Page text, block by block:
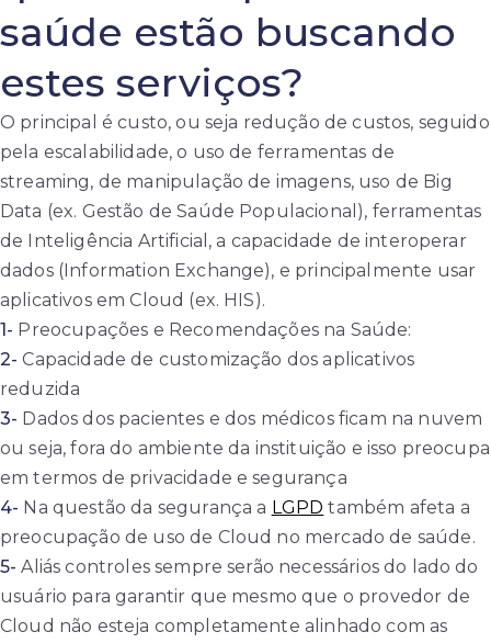
saúde estão buscando
estes serviços?
O principal é custo, ou seja redução de custos, seguido
pela escalabilidade, o uso de ferramentas de
streaming, de manipulação de imagens, uso de Big
Data (ex. Gestão de Saúde Populacional), ferramentas
de Inteligência Artificial, a capacidade de interoperar
dados (Information Exchange), e principalmente usar
aplicativos em Cloud (ex. HIS).
1- Preocupações e Recomendações na Saúde:
2-Capacidade de customização dos aplicativos
reduzida
3- Dados dos pacientes e dos médicos ficam na nuvem
ou seja, fora do ambiente da instituição e isso preocupa
em termos de privacidade e segurança
4- Na questão da segurança a LGPD também afeta a
preocupação de uso de Cloud no mercado de saúde.
5- Aliás controles sempre serão necessários do lado do
usuário para garantir que mesmo que o provedor de
Cloud não esteja completamente alinhado com as